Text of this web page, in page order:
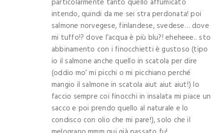
particolarmente tanto quello affumicato
intendo, quindi da me sei stra perdonata! poi
salmone norvegese, finlandese, svedese… dove
mi tuffo!? dove l’acqua è più blu?! eheheee.. sto
abbinamento con i finocchietti è gustoso (tipo
io il salmone anche quello in scatola per dire
(oddio mo’ mi picchi o mi picchiano perché
mangio il salmone in scatola aiut aiut aiut!) lo
faccio sempre coi finocchi in insalata mi piace un
sacco e poi prendo quello al naturale e lo
condisco con olio che mi pare!), solo che il